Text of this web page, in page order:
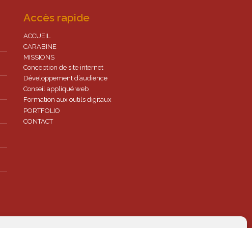
Accès rapide
ACCUEIL
CARABINE
MISSIONS
Conception de site internet
Développement d’audience
Conseil appliqué web
Formation aux outils digitaux
PORTFOLIO
CONTACT